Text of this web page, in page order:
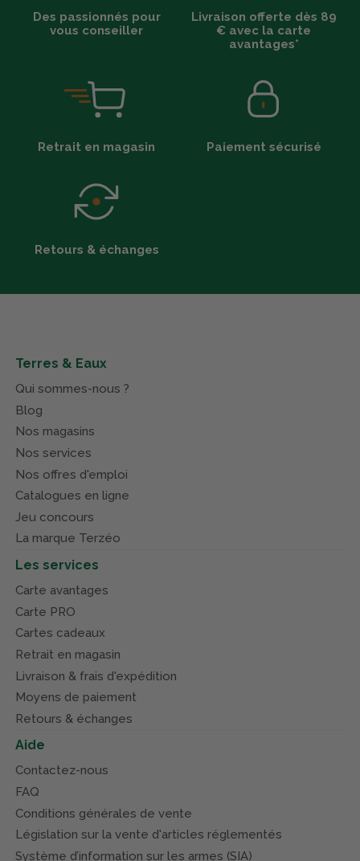
Des passionnés pour
vous conseiller
Livraison offerte dès 89
€ avec la carte
avantages*
Retrait en magasin Paiement sécurisé
Retours & échanges
Terres & Eaux
Qui sommes-nous ?
Blog
Nos magasins
Nos services
Nos offres d'emploi
Catalogues en ligne
Jeu concours
La marque Terzéo
Les services
Carte avantages
Carte PRO
Cartes cadeaux
Retrait en magasin
Livraison & frais d'expédition
Moyens de paiement
Retours & échanges
Aide
Contactez-nous
FAQ
Conditions générales de vente
Législation sur la vente d'articles réglementés
Système d’information sur les armes (SIA)